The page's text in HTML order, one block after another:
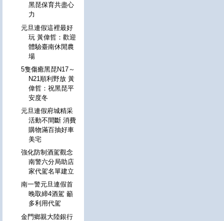
黑琵保育共盡心
力
元旦連假這裡最好
玩 黃偉哲：歡迎
體驗臺南休閒農
場
5隻傷癒黑琵N17～
N21順利野放 黃
偉哲：祝黑琵平
安度冬
元旦連假府城精采
活動不間斷 消費
購物滿百抽好車
美宅
強化防制酒駕觀念
南警六分局助店
家代駕名單建立
南一警元旦連假首
晚取締4酒駕 籲
多利用代駕
金門鄉親大陸銀行